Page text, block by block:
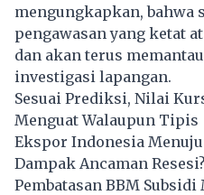
mengungkapkan, bahwa
pengawasan yang ketat
dan akan terus
investigasi lapangan.
Sesuai Prediksi, Nilai
Menguat Walaupun Tipis
Ekspor Indonesia
Dampak Ancaman Resesi?
Pembatasan BBM